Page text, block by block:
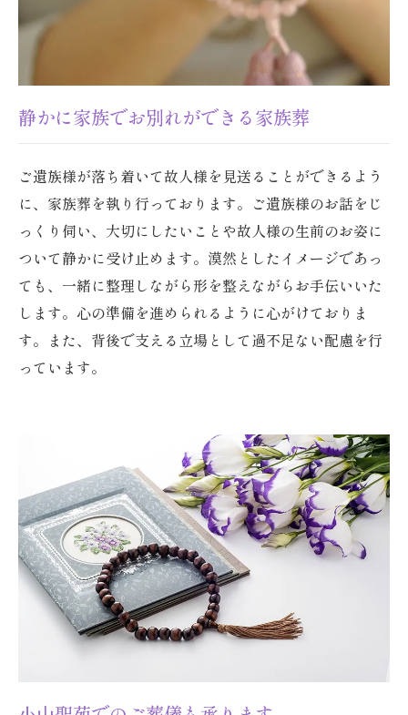
静かに家族でお別れができる家族葬
ご遺族様が落ち着いて故人様を見送ることができるよう
に、家族葬を執り行っております。ご遺族様のお話をじ
っくり伺い、大切にしたいことや故人様の生前のお姿に
ついて静かに受け止めます。漠然としたイメージであっ
ても、一緒に整理しながら形を整えながらお手伝いいた
します。心の準備を進められるように心がけておりま
す。また、背後で支える立場として過不足ない配慮を行
っています。